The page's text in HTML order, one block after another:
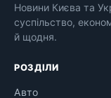
Новини Києва та
суспільство,
й щодня.
РОЗДІЛИ
Авто